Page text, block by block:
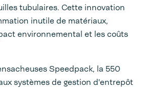
tubulaires. Cette innovation
inutile de matériaux,
environnemental et les coûts
Speedpack, la 550
systèmes de gestion d'entrepôt